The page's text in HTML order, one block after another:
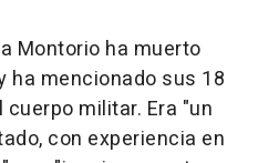
Montorio ha muerto
ha mencionado sus 18
militar. Era "un
con experiencia en